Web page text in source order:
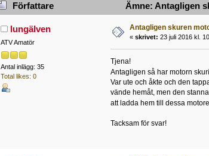
Författare Ämne: Antagligen
lungälven
ATV Amatör
Antal inlägg: 35
Total likes: 0
Antagligen skuren
« skrivet: 23 juli 2016 kl.
Tjena!
Antagligen så har motorn
Var ute och åkte och den
vände hemåt, men den
att ladda hem till dessa
Tacksam för svar!